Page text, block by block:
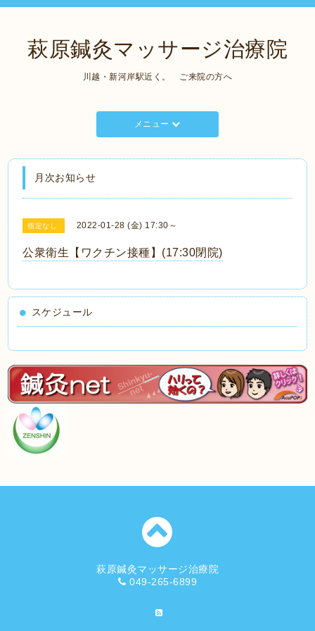
萩原鍼灸マッサージ治療院
川越・新河岸駅近く。 ご来院の方へ
メニュー
月次お知らせ
指定なし 2022-01-28 (金) 17:30～
公衆衛生【ワクチン接種】(17:30閉院)
スケジュール
萩原鍼灸マッサージ治療院
049-265-6899